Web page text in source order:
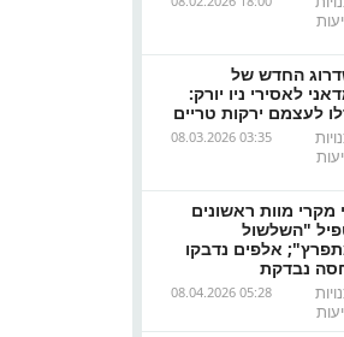
החדש של
לאסירי ניו יורק:
לעצמם ירקות טריים
08.03.2026 03:35
מקרי מוות ראשונים
"השלשול
אלפים נדבקו
נבדקת
08.04.2026 05:28